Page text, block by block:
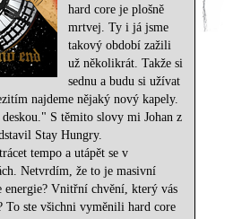
hard core je plošně
mrtvej. Ty i já jsme
takový období zažili
už několikrát. Takže si
sednu a budu si užívat
najdeme nějaký nový kapely.
S těmito slovy mi Johan z
Stay Hungry.
tempo a utápět se v
Netvrdím, že to je masivní
energie? Vnitřní chvění, který vás
To ste všichni vyměnili hard core